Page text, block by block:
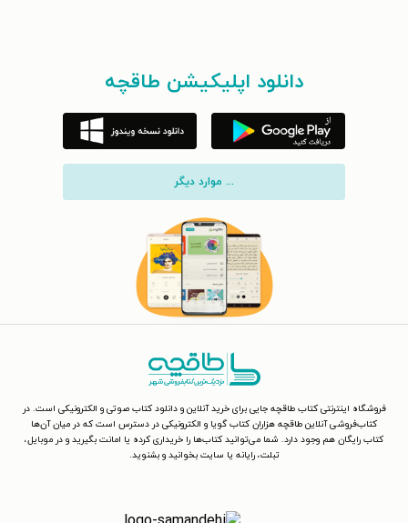
دانلود اپلیکیشن طاقچه
... موارد دیگر
فروشگاه اینترنتی کتاب طاقچه جایی برای خرید آنلاین و دانلود کتاب صوتی و الکترونیکی است. در
کتاب‌فروشی آنلاین طاقچه هزاران کتاب گویا و الکترونیکی در دسترس است که در میان آن‌ها
کتاب رایگان هم وجود دارد. شما می‌توانید کتاب‌ها را خریداری کرده یا امانت بگیرید و در موبایل،
تبلت، رایانه یا سایت بخوانید و بشنوید.